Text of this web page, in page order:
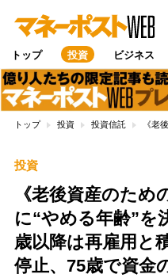
トップ 投資 ビジネス
トップ 投資 投資信託 《老
投資
《老後資産のため
に“やめる年齢”
歳以降は再雇用と
停止、75歳で資金